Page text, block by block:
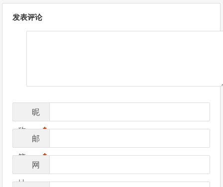
文
章发表评论
昵
称 *
邮
箱 *
网
址